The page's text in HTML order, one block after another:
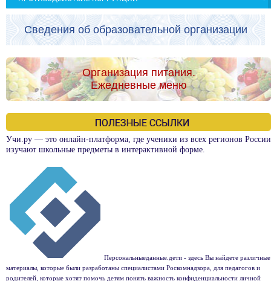
Сведения об образовательной организации
Организация питания.
Ежедневные меню
ПОЛЕЗНЫЕ ССЫЛКИ
Учи.ру — это онлайн-платформа, где ученики из всех регионов России
изучают школьные предметы в интерактивной форме.
Персональныеданные.дети - здесь Вы найдете различные
материалы, которые были разработаны специалистами Роскомнадзора, для педагогов и
родителей, которые хотят помочь детям понять важность конфиденциальности личной